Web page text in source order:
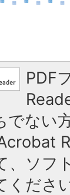
PDF
でない
、ソフ
ください